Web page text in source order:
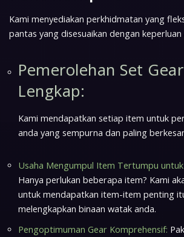
Kami menyediakan perkhidmatan yang
pantas yang disesuaikan dengan keperluan
Pemerolehan Set
Lengkap:
Kami mendapatkan setiap item untuk
anda yang sempurna dan paling
Usaha Mengumpul Item Tertumpu
Hanya perlukan beberapa item? Kami
untuk mendapatkan item-item penting
melengkapkan binaan watak anda.
Pengoptimuman Gear Komprehensif: